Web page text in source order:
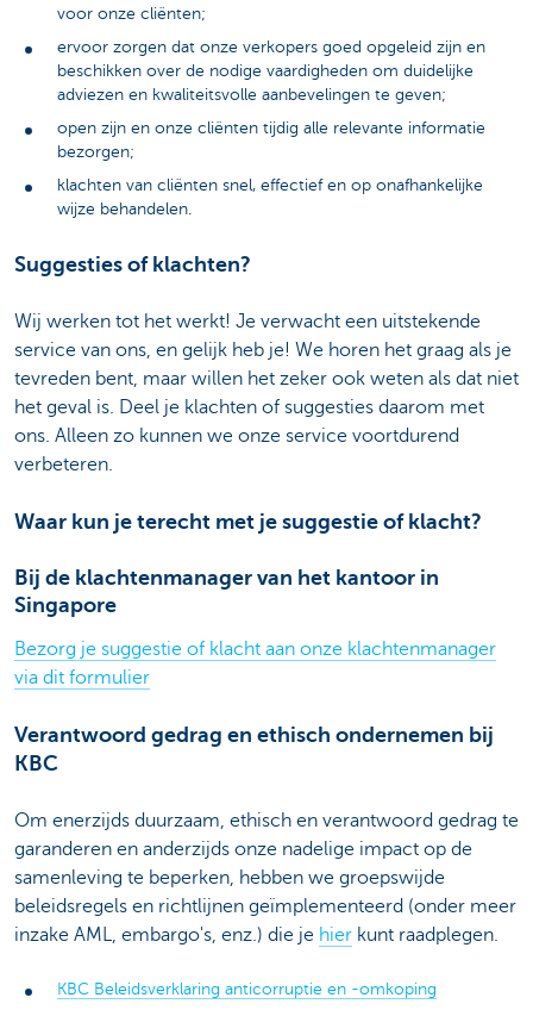
voor onze cliënten;
ervoor zorgen dat onze verkopers goed opgeleid zijn en
beschikken over de nodige vaardigheden om duidelijke
adviezen en kwaliteitsvolle aanbevelingen te geven;
open zijn en onze cliënten tijdig alle relevante informatie
bezorgen;
klachten van cliënten snel, effectief en op onafhankelijke
wijze behandelen.
Suggesties of klachten?
Wij werken tot het werkt! Je verwacht een uitstekende
service van ons, en gelijk heb je! We horen het graag als je
tevreden bent, maar willen het zeker ook weten als dat niet
het geval is. Deel je klachten of suggesties daarom met
ons. Alleen zo kunnen we onze service voortdurend
verbeteren.
Waar kun je terecht met je suggestie of klacht?
Bij de klachtenmanager van het kantoor in
Singapore
Bezorg je suggestie of klacht aan onze klachtenmanager
via dit formulier
Verantwoord gedrag en ethisch ondernemen bij
KBC
Om enerzijds duurzaam, ethisch en verantwoord gedrag te
garanderen en anderzijds onze nadelige impact op de
samenleving te beperken, hebben we groepswijde
beleidsregels en richtlijnen geïmplementeerd (onder meer
inzake AML, embargo's, enz.) die je hier kunt raadplegen.
KBC Beleidsverklaring anticorruptie en -omkoping